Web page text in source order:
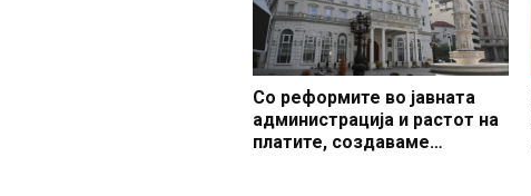
Со реформите во јавната
администрација и растот на
платите, создаваме